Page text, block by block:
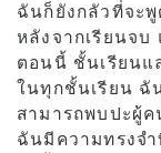
บทเรียนส่วน
ค่าธรรมเนียม
ค่าเล่าเรียน
ฉันก็ยังกลัวที่จะ
หลังจากเรียนจ
ตอนนี้ ชั้นเรียนแ
ในทุกชั้นเรียน ฉั
สามารถพบปะผู้
ฉันมีความทรงจำ